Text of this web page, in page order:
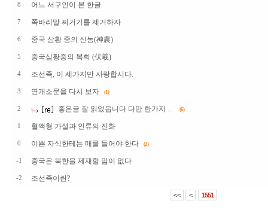
8 어느 서구인이 본 한글
7 쪽바리말 찌거기를 제거하자
6 중국 삼황 중의 신농(神農)
5 중국삼황중의 복희 (伏羲)
4 조선족, 이 세가지만 사랑합시다.
3 연개소문을 다시 보자 (1)
2 좋은글 잘 읽었읍니다 다만 한가지 ... (6)
1 혈액형 가설과 인류의 진화
0 이쁜 자식한테는 매를 들어야 한다 (2)
-1 중국은 북한을 제재할 맘이 없다
-2 조선족이란?
<< < 1551